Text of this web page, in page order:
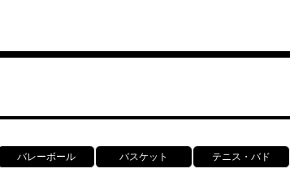
バレーボール バスケット テニス・バド